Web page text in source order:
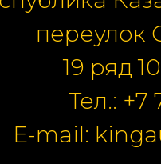
переулок
19 ряд
Тел.: +7
E-mail: